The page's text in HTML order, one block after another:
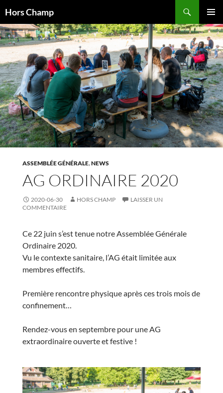
au
contenu
Hors Champ
MENU
ASSEMBLÉE GÉNÉRALE,NEWS
AG ORDINAIRE 2020
2020-06-30 HORS CHAMP
LAISSER UN
COMMENTAIRE
Ce 22 juin s’est tenue notre Assemblée Générale
Ordinaire 2020.
Vu le contexte sanitaire, l’AG était limitée aux
membres effectifs.
Première rencontre physique après ces trois mois de
confinement…
Rendez-vous en septembre pour une AG
extraordinaire ouverte et festive !